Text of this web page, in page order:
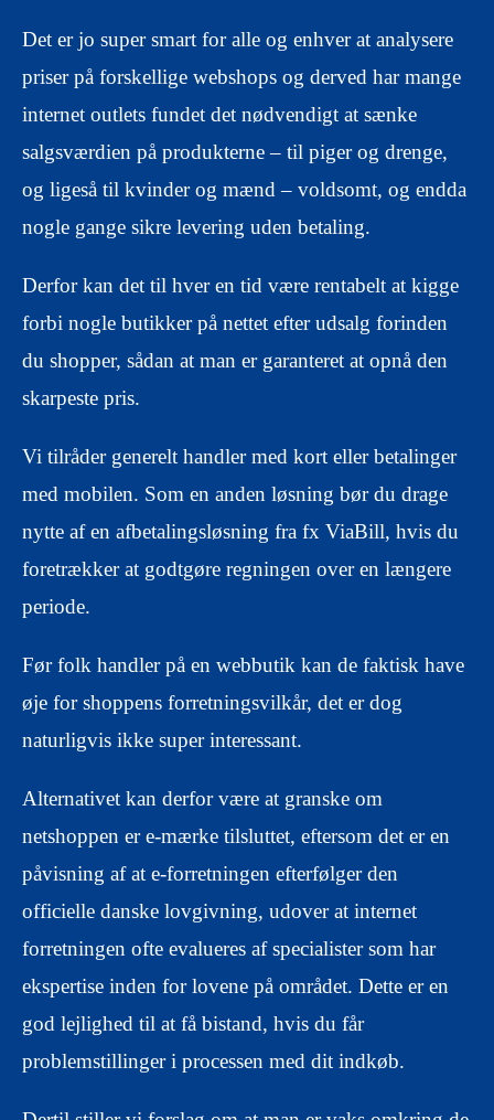
Det er jo super smart for alle og enhver at analysere
priser på forskellige webshops og derved har mange
internet outlets fundet det nødvendigt at sænke
salgsværdien på produkterne – til piger og drenge,
og ligeså til kvinder og mænd – voldsomt, og endda
nogle gange sikre levering uden betaling.
Derfor kan det til hver en tid være rentabelt at kigge
forbi nogle butikker på nettet efter udsalg forinden
du shopper, sådan at man er garanteret at opnå den
skarpeste pris.
Vi tilråder generelt handler med kort eller betalinger
med mobilen. Som en anden løsning bør du drage
nytte af en afbetalingsløsning fra fx ViaBill, hvis du
foretrækker at godtgøre regningen over en længere
periode.
Før folk handler på en webbutik kan de faktisk have
øje for shoppens forretningsvilkår, det er dog
naturligvis ikke super interessant.
Alternativet kan derfor være at granske om
netshoppen er e-mærke tilsluttet, eftersom det er en
påvisning af at e-forretningen efterfølger den
officielle danske lovgivning, udover at internet
forretningen ofte evalueres af specialister som har
ekspertise inden for lovene på området. Dette er en
god lejlighed til at få bistand, hvis du får
problemstillinger i processen med dit indkøb.